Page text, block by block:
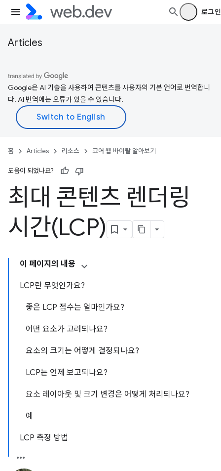
로그인
Articles
Google은 AI 기술을 사용하여 콘텐츠를 사용자의 기본 언어로 번역합니
다. AI 번역에는 오류가 있을 수 있습니다.
홈 Articles 리소스 코어 웹 바이탈 알아보기
도움이 되었나요?
최대 콘텐츠 렌더링
시간(LCP)
이 페이지의 내용
LCP란 무엇인가요?
좋은 LCP 점수는 얼마인가요?
어떤 요소가 고려되나요?
요소의 크기는 어떻게 결정되나요?
LCP는 언제 보고되나요?
요소 레이아웃 및 크기 변경은 어떻게 처리되나요?
예
LCP 측정 방법